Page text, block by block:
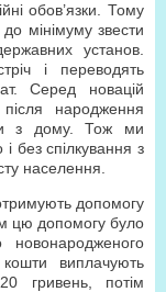
обов’язки. Тому
мінімуму звести
установ.
і переводять
Серед новацій
народження
з дому. Тож ми
без спілкування з
населення.
допомогу
цю допомогу було
виплачують
гривень, потім